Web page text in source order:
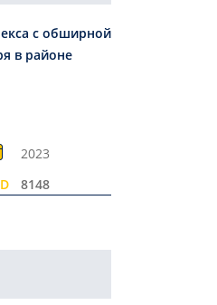
с обширной
в районе
2023
8148